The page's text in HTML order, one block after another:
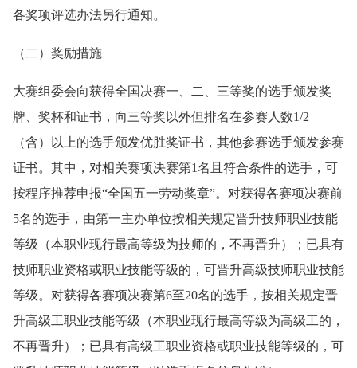
各奖项评选办法另行通知。
（二）奖励措施
大赛组委会向获得全国决赛一、二、三等奖的选手颁发奖
牌、奖杯和证书，向三等奖以外但排名在参赛人数1/2
（含）以上的选手颁发优胜奖证书，其他参赛选手颁发参赛
证书。其中，对相关赛项决赛第1名且符合条件的选手，可
按程序推荐申报“全国五一劳动奖章”。对获得各赛项决赛前
5名的选手，由第一主办单位按相关规定晋升技师职业技能
等级（本职业现行最高等级为技师的，不再晋升）；已具有
技师职业资格或职业技能等级的，可晋升高级技师职业技能
等级。对获得各赛项决赛第6至20名的选手，按相关规定晋
升高级工职业技能等级（本职业现行最高等级为高级工的，
不再晋升）；已具有高级工职业资格或职业技能等级的，可